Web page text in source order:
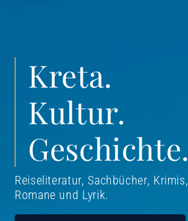
Kreta.
Kultur.
Geschichte.
Reiseliteratur, Sachbücher, Krimis,
Romane und Lyrik.